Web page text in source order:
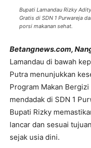
Bupati Lamandau Rizky
Gratis di SDN 1 Purwareja
porsi makanan sehat.
Betangnews.com,
Lamandau di bawah
Putra menunjukkan
Program Makan
mendadak di SDN 1
Bupati Rizky
lancar dan sesuai
sejak usia dini.